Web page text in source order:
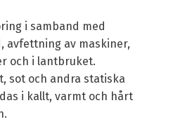
i samband med
avfettning av maskiner,
och i lantbruket.
sot och andra statiska
i kallt, varmt och hårt